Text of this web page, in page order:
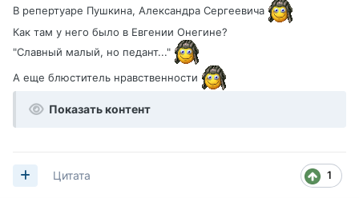
В репертуаре Пушкина, Александра Сергеевича
Как там у него было в Евгении Онегине?
"Славный малый, но педант..."
А еще блюститель нравственности
Показать контент
1
Цитата